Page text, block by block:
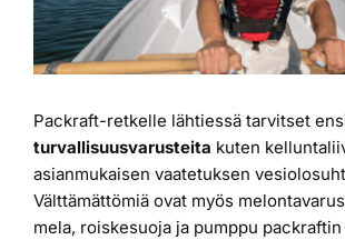
Rahoitus
Asiakaskokemuksia
Packraft-retkelle lähtiessä tarvitset
turvallisuusvarusteita kuten
asianmukaisen vaatetuksen
Välttämättömiä ovat myös
mela, roiskesuoja ja pumppu